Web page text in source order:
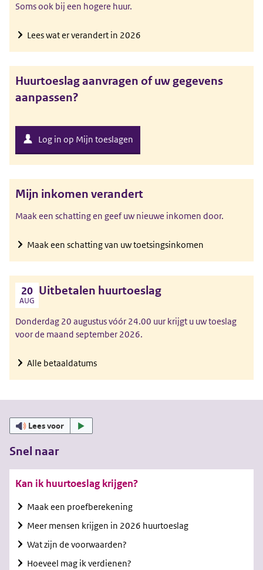
Soms ook bij een hogere huur.
Lees wat er verandert in 2026
Huurtoeslag aanvragen of uw gegevens
aanpassen?
Log in op Mijn toeslagen
Mijn inkomen verandert
Maak een schatting en geef uw nieuwe inkomen door.
Maak een schatting van uw toetsingsinkomen
Uitbetalen huurtoeslag
20
AUG
Donderdag 20 augustus vóór 24.00 uur krijgt u uw toeslag
voor de maand september 2026.
Alle betaaldatums
Lees voor
Snel naar
Kan ik huurtoeslag krijgen?
Maak een proefberekening
Meer mensen krijgen in 2026 huurtoeslag
Wat zijn de voorwaarden?
Hoeveel mag ik verdienen?